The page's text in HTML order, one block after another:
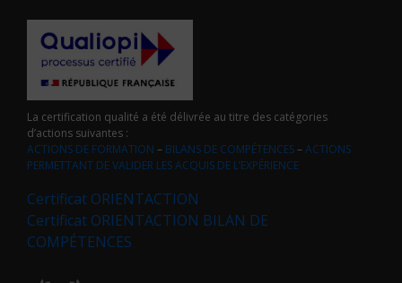
La certification qualité a été délivrée au titre des catégories
d’actions suivantes :
ACTIONS DE FORMATION – BILANS DE COMPÉTENCES–ACTIONS
PERMETTANT DE VALIDER LES ACQUIS DE L’EXPÉRIENCE
Certificat ORIENTACTION
Certificat ORIENTACTION BILAN DE
COMPÉTENCES